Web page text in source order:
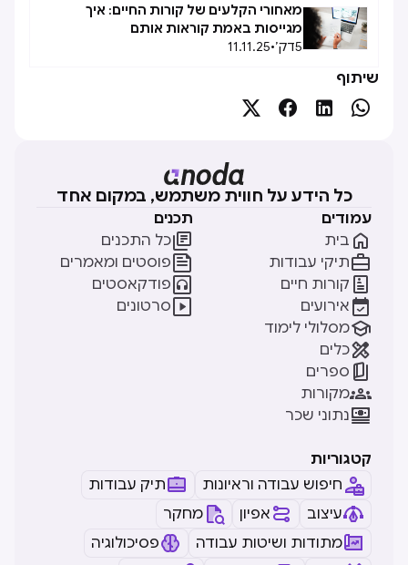
מאחורי הקלעים של קורות החיים: איך
מגייסות באמת קוראות אותם
5דק׳•
11.11.25
שיתוף




כל הידע על חווית משתמש, במקום אחד
עמודים
בית 
תיקי עבודות
קורות חיים 
אירועים 
מסלולי לימוד
כלים
ספרים 
מקורות
נתוני שכר
תכנים
כל התכנים
פוסטים ומאמרים
פודקאסטים
סרטונים
קטגוריות
חיפוש עבודה וראיונות
תיק עבודות
עיצוב
אפיון
מחקר
מתודות ושיטות עבודה
פסיכולוגיה